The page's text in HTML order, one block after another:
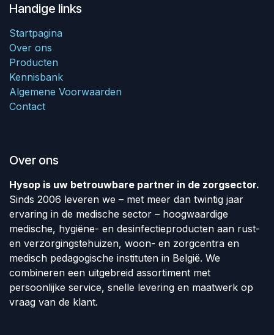
Handige links
Startpagina
Over ons
Producten
Kennisbank
Algemene Voorwaarden
Contact
Over ons
Hysop is uw betrouwbare partner in de zorgsector.
Sinds 2006 leveren we – met meer dan twintig jaar
ervaring in de medische sector – hoogwaardige
medische, hygiëne- en desinfectieproducten aan rust-
en verzorgingstehuizen, woon- en zorgcentra en
medisch pedagogische instituten in België. We
combineren een uitgebreid assortiment met
persoonlijke service, snelle levering en maatwerk op
vraag van de klant.